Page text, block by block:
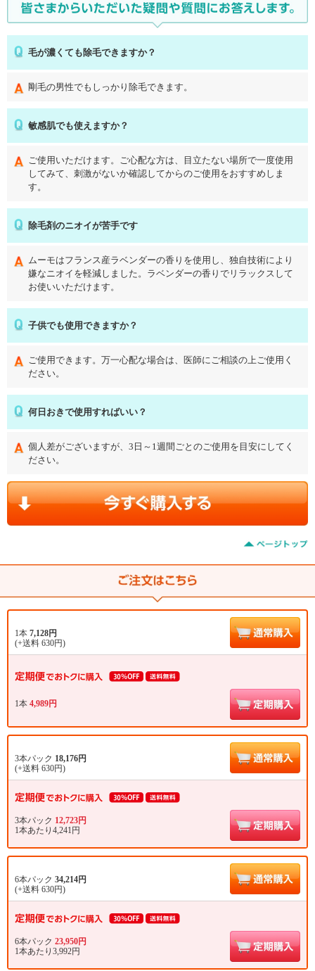
毛が濃くても除毛できますか？
剛毛の男性でもしっかり除毛できます。
敏感肌でも使えますか？
ご使用いただけます。ご心配な方は、目立たない場所で一度使用
してみて、刺激がないか確認してからのご使用をおすすめしま
す。
除毛剤のニオイが苦手です
ムーモはフランス産ラベンダーの香りを使用し、独自技術により
嫌なニオイを軽減しました。ラベンダーの香りでリラックスして
お使いいただけます。
子供でも使用できますか？
ご使用できます。万一心配な場合は、医師にご相談の上ご使用く
ださい。
何日おきで使用すればいい？
個人差がございますが、3日～1週間ごとのご使用を目安にしてく
ださい。
1本 7,128円
(+送料 630円)
1本 4,989円
3本パック 18,176円
(+送料 630円)
3本パック 12,723円
1本あたり4,241円
6本パック 34,214円
(+送料 630円)
6本パック 23,950円
1本あたり3,992円